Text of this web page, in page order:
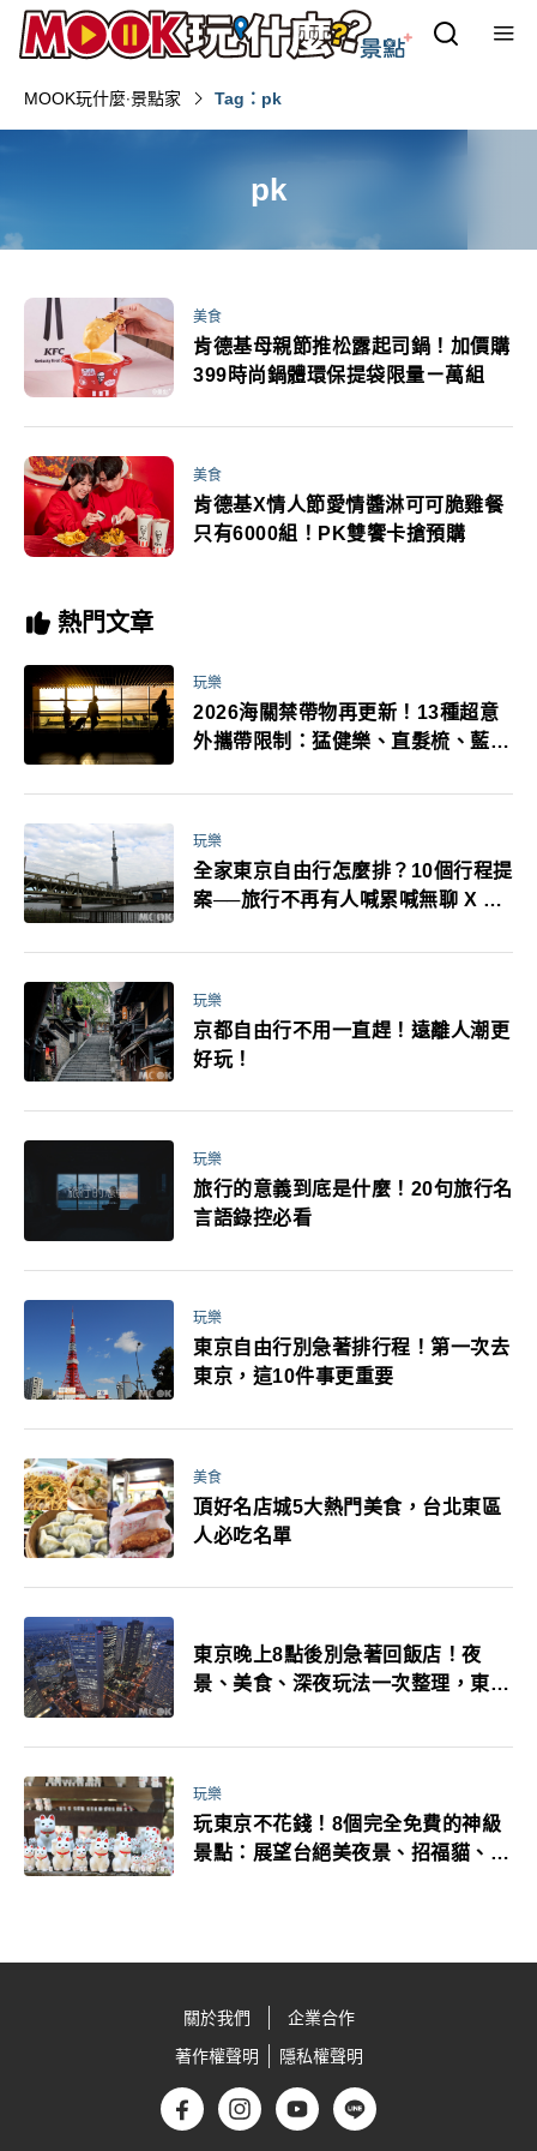
MOOK玩什麼‧景點家 Tag：pk
pk
美食
肯德基母親節推松露起司鍋！加價購
399時尚鍋體環保提袋限量ㄧ萬組
美食
肯德基X情人節愛情醬淋可可脆雞餐
只有6000組！PK雙饗卡搶預購
熱門文章
玩樂
2026海關禁帶物再更新！13種超意
外攜帶限制：猛健樂、直髮梳、藍牙
萬！注意事項一次看！
玩樂
全家東京自由行怎麼排？10個行程提
案──旅行不再有人喊累喊無聊 X 爸
玩樂
京都自由行不用一直趕！遠離人潮更
好玩！
玩樂
旅行的意義到底是什麼！20句旅行名
言語錄控必看
玩樂
東京自由行別急著排行程！第一次去
東京，這10件事更重要
美食
頂好名店城5大熱門美食，台北東區
人必吃名單
東京晚上8點後別急著回飯店！夜
景、美食、深夜玩法一次整理，東京
玩樂
玩東京不花錢！8個完全免費的神級
景點：展望台絕美夜景、招福貓、皇
關於我們
企業合作
著作權聲明
隱私權聲明